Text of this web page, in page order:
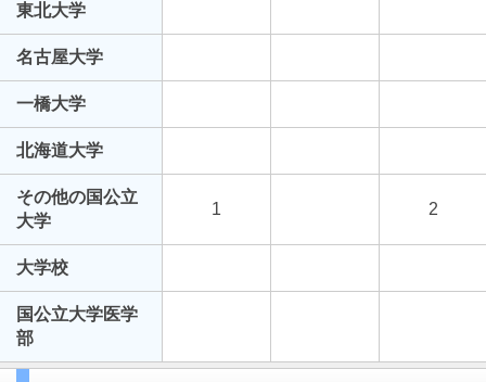
東北大学
名古屋大学
一橋大学
北海道大学
その他の国公立
大学
1 2
大学校
国公立大学医学
部